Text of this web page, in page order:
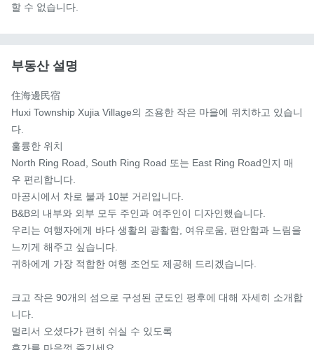
할 수 없습니다.
부동산 설명
住海邊民宿
Huxi Township Xujia Village의 조용한 작은 마을에 위치하고 있습니
다.
훌륭한 위치
North Ring Road, South Ring Road 또는 East Ring Road인지 매
우 편리합니다.
마공시에서 차로 불과 10분 거리입니다.
B&B의 내부와 외부 모두 주인과 여주인이 디자인했습니다.
우리는 여행자에게 바다 생활의 광활함, 여유로움, 편안함과 느림을
느끼게 해주고 싶습니다.
귀하에게 가장 적합한 여행 조언도 제공해 드리겠습니다.
크고 작은 90개의 섬으로 구성된 군도인 펑후에 대해 자세히 소개합
니다.
멀리서 오셨다가 편히 쉬실 수 있도록